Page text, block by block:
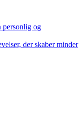
personlig og
der skaber minder